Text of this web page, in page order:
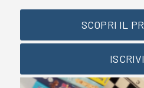
SCOPRI IL